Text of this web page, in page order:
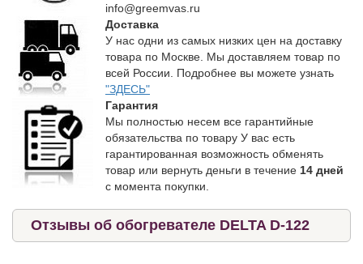
info@greemvas.ru
Доставка
У нас одни из самых низких цен на доставку
товара по Москве. Мы доставляем товар по
всей России. Подробнее вы можете узнать
"ЗДЕСЬ"
Гарантия
Мы полностью несем все гарантийные
обязательства по товару У вас есть
гарантированная возможность обменять
товар или вернуть деньги в течение 14 дней
с момента покупки.
Отзывы об обогревателе DELTA D-122